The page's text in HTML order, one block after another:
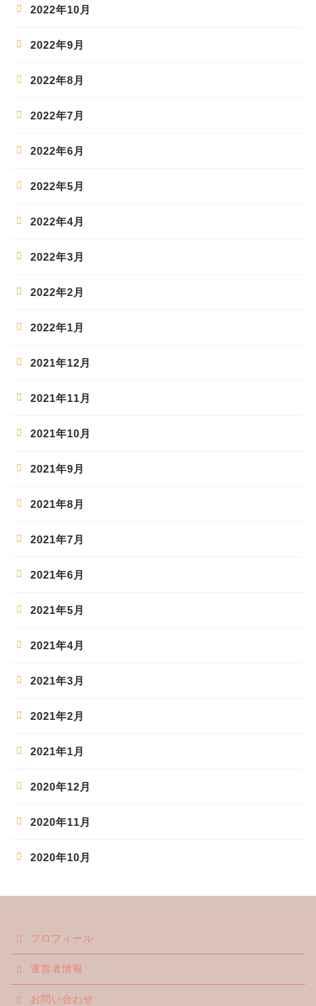
2022年10月
2022年9月
2022年8月
2022年7月
2022年6月
2022年5月
2022年4月
2022年3月
2022年2月
2022年1月
2021年12月
2021年11月
2021年10月
2021年9月
2021年8月
2021年7月
2021年6月
2021年5月
2021年4月
2021年3月
2021年2月
2021年1月
2020年12月
2020年11月
2020年10月
プロフィール
運営者情報
お問い合わせ
ジャニーズ